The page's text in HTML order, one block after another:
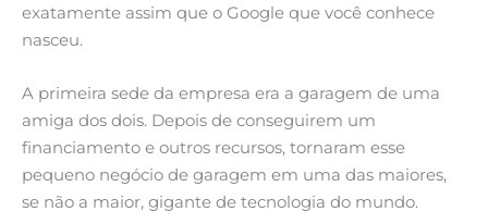
exatamente assim que o Google que você conhece
nasceu.
A primeira sede da empresa era a garagem de uma
amiga dos dois. Depois de conseguirem um
financiamento e outros recursos, tornaram esse
pequeno negócio de garagem em uma das maiores,
se não a maior, gigante de tecnologia do mundo.